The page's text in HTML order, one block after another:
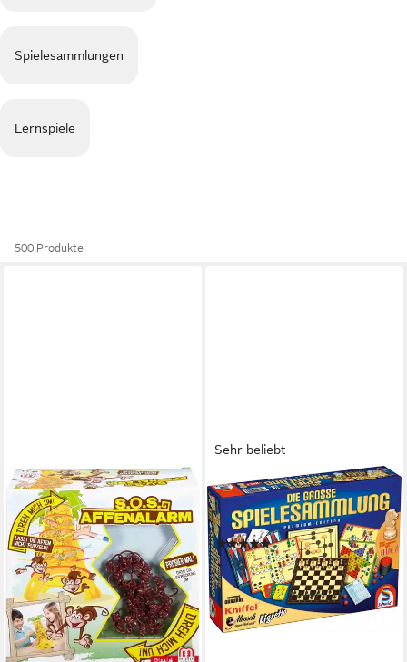
Spielesammlungen
Lernspiele
500 Produkte
Sehr beliebt
SCHMIDT SPIELE
Spielesammlung Die große
Spielesammlung
(136)
ab 29,99 € UVP44,99 €
-33%
lieferbar in 2 Wochen